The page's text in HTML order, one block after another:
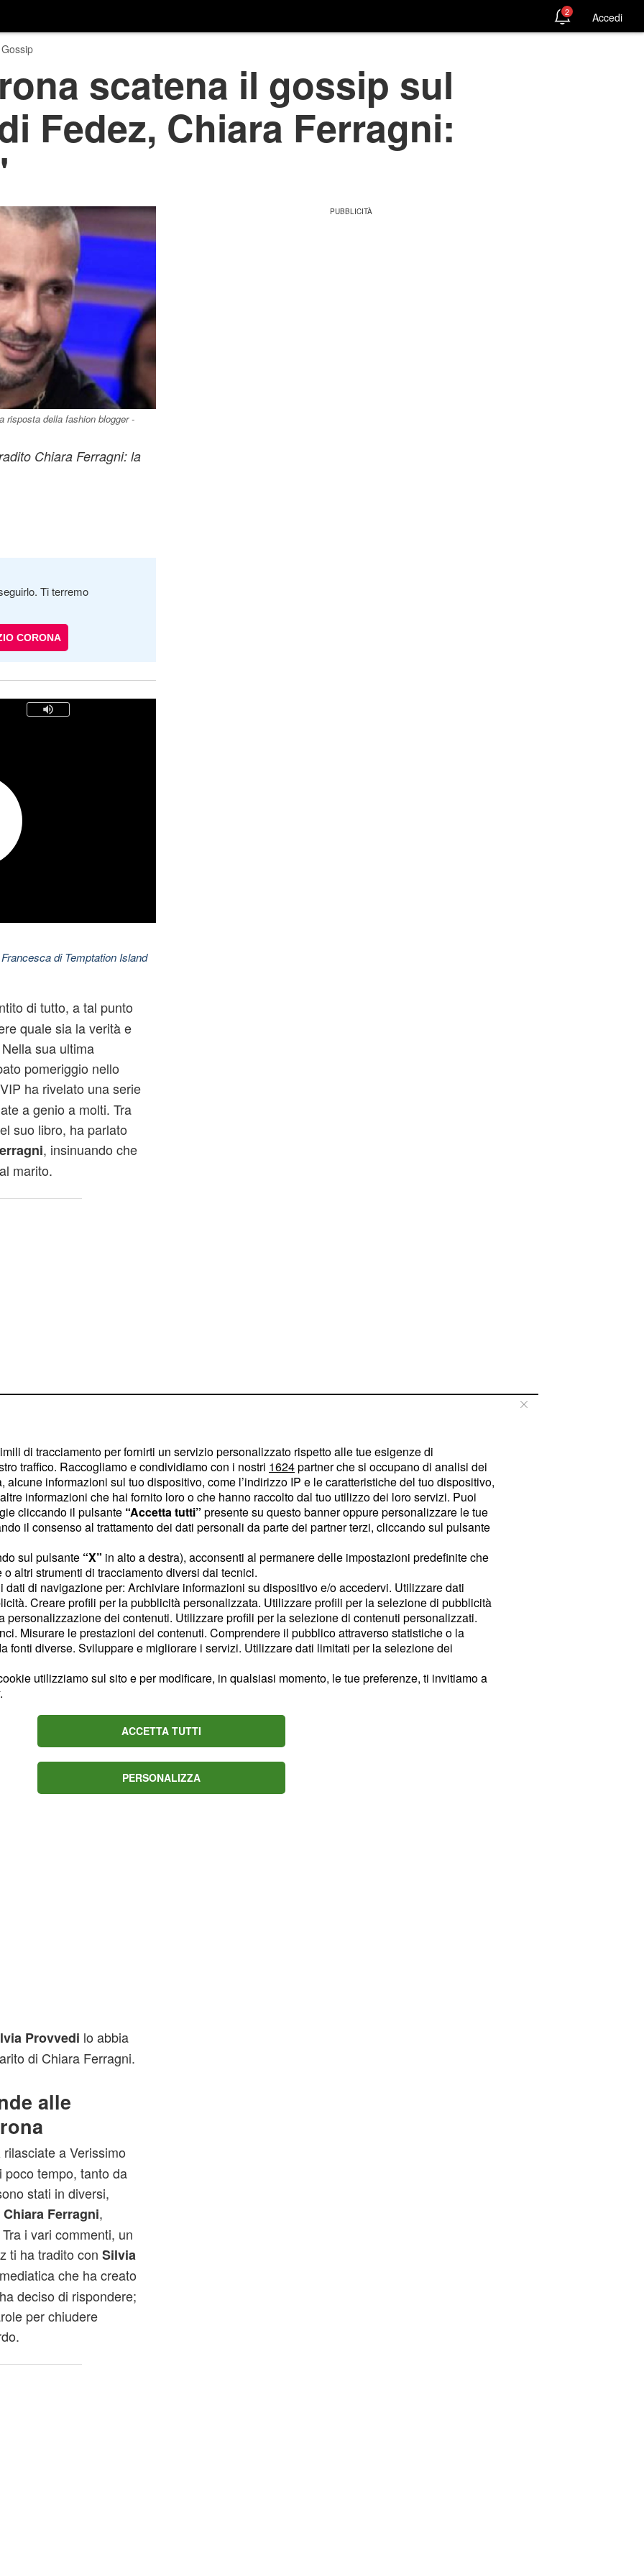
2 Accedi
scatena il gossip sul
Fedez, Chiara Ferragni:
risposta della fashion blogger -
Chiara Ferragni: la
Ti terremo
CORONA
di Temptation Island
di tutto, a tal punto
quale sia la verità e
sua ultima
pomeriggio nello
ha rivelato una serie
a genio a molti. Tra
suo libro, ha parlato
, insinuando che
marito.
parla di
sarebbe stata la
parlato anche delle
c'è anche Silvia
Fratello e adesso ex
sono stati insieme
nel periodo in cui
la Provvedi ha più volte
periodo, soprattutto
del
è sempre stato
reciprocamente più
Provvedi lo abbia
di Chiara Ferragni.
alle
rilasciate a Verissimo
tempo, tanto da
stati in diversi,
Chiara Ferragni,
i vari commenti, un
ti ha tradito con Silvia
che ha creato
deciso di rispondere;
per chiudere
di tracciamento per fornirti un servizio personalizzato rispetto alle tue esigenze di
traffico. Raccogliamo e condividiamo con i nostri 1624partner che si occupano di analisi dei
informazioni sul tuo dispositivo, come l’indirizzo IP e le caratteristiche del tuo dispositivo,
informazioni che hai fornito loro o che hanno raccolto dal tuo utilizzo dei loro servizi. Puoi
cliccando il pulsante “Accetta tutti” presente su questo banner oppure personalizzare le tue
il consenso al trattamento dei dati personali da parte dei partner terzi, cliccando sul pulsante
sul pulsante “X” in alto a destra), acconsenti al permanere delle impostazioni predefinite che
altri strumenti di tracciamento diversi dai tecnici.
dati di navigazione per: Archiviare informazioni su dispositivo e/o accedervi. Utilizzare dati
Creare profili per la pubblicità personalizzata. Utilizzare profili per la selezione di pubblicità
personalizzazione dei contenuti. Utilizzare profili per la selezione di contenuti personalizzati.
Misurare le prestazioni dei contenuti. Comprendere il pubblico attraverso statistiche o la
fonti diverse. Sviluppare e migliorare i servizi. Utilizzare dati limitati per la selezione dei
utilizziamo sul sito e per modificare, in qualsiasi momento, le tue preferenze, ti invitiamo a
.
ACCETTA TUTTI
PERSONALIZZA